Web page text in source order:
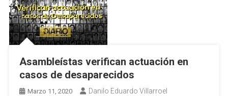
Asambleístas verifican actuación en
casos de desaparecidos
Marzo 11, 2020 Danilo Eduardo Villarroel